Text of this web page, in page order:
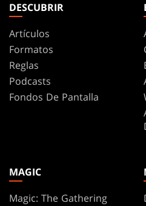
DESCUBRIR
Artículos
Formatos
Reglas
Podcasts
Fondos De Pantalla
MAGIC
Magic: The Gathering